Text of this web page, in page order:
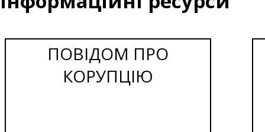
ПОВІДОМ ПРО
КОРУПЦІЮ